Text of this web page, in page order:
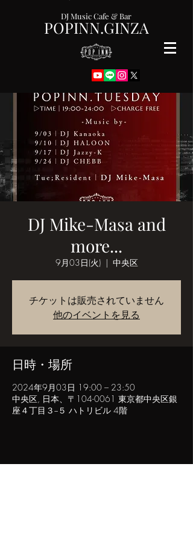
POPINN.GINZA
DJ Music Cafe & Bar
DJ Mike-Masa and
more...
9月03日(火)
  |
中央区
チケットは販売されていません
他のイベントを見る
日時・場所
2024年9月03日 19:00 – 23:50
中央区, 日本、〒104-0061 東京都中央区銀
座４丁目３−５ ハトリビル 4階